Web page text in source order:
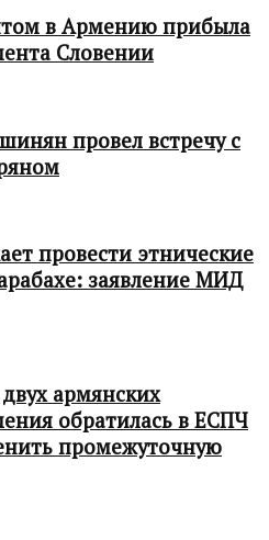
в Армению прибыла
Словении
провел встречу с
провести этнические
заявление МИД
армянских
обратилась в ЕСПЧ
промежуточную